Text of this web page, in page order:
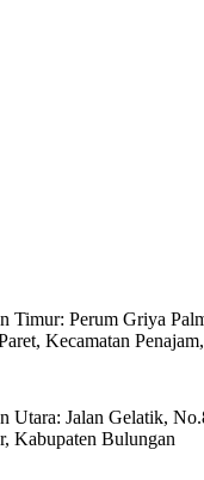
Timur: Perum Griya
Kecamatan
Utara: Jalan Gelatik,
Kabupaten Bulungan